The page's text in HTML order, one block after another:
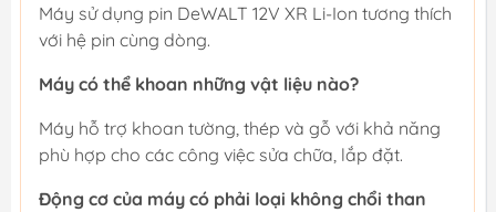
Máy sử dụng pin DeWALT 12V XR Li-Ion tương thích
với hệ pin cùng dòng.
Máy có thể khoan những vật liệu nào?
Máy hỗ trợ khoan tường, thép và gỗ với khả năng
phù hợp cho các công việc sửa chữa, lắp đặt.
Động cơ của máy có phải loại không chổi than